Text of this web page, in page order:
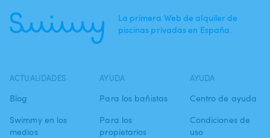
La primera Web de alquiler de
piscinas privadas en España.
ACTUALIDADES
Blog
Swimmy en los
medios
AYUDA
Para los bañistas
Para los
propietarios
AYUDA
Centro de ayuda
Condiciones de
uso